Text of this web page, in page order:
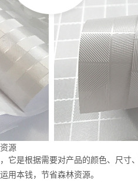
源
它是根据需要对产品的颜色、尺寸
用本钱，节省森林资源。